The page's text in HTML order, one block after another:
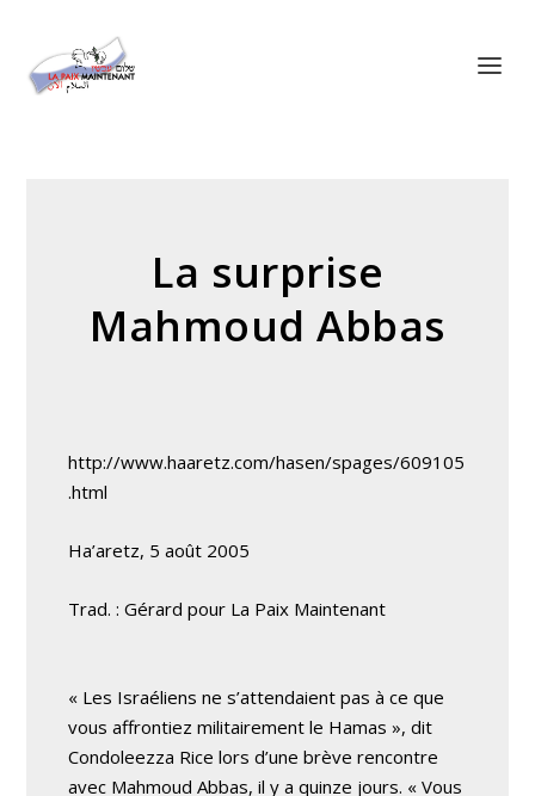
La surprise
Mahmoud Abbas
http://www.haaretz.com/hasen/spages/609105
.html
Ha’aretz, 5 août 2005
Trad. : Gérard pour La Paix Maintenant
« Les Israéliens ne s’attendaient pas à ce que
vous affrontiez militairement le Hamas », dit
Condoleezza Rice lors d’une brève rencontre
avec Mahmoud Abbas, il y a quinze jours. « Vous